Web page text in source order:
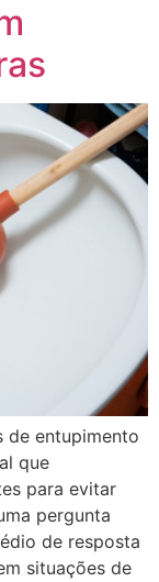
de entupimento
que
para evitar
pergunta
de resposta
situações de